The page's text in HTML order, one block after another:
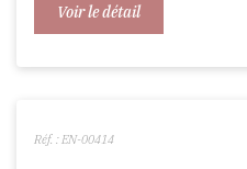
Voir le détail
Réf. : EN-00414